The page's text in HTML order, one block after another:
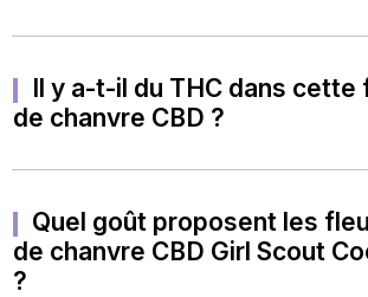
Il y a-t-il du THC dans cette
de chanvre CBD ?
Quel goût proposent les
de chanvre CBD Girl Scout
?